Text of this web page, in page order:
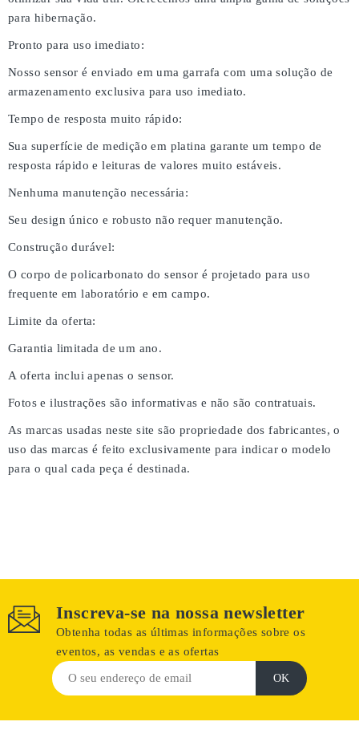
para hibernação.
Pronto para uso imediato:
Nosso sensor é enviado em uma garrafa com uma solução de
armazenamento exclusiva para uso imediato.
Tempo de resposta muito rápido:
Sua superfície de medição em platina garante um tempo de
resposta rápido e leituras de valores muito estáveis.
Nenhuma manutenção necessária:
Seu design único e robusto não requer manutenção.
Construção durável:
O corpo de policarbonato do sensor é projetado para uso
frequente em laboratório e em campo.
Limite da oferta:
Garantia limitada de um ano.
A oferta inclui apenas o sensor.
Fotos e ilustrações são informativas e não são contratuais.
As marcas usadas neste site são propriedade dos fabricantes, o
uso das marcas é feito exclusivamente para indicar o modelo
para o qual cada peça é destinada.
Inscreva-se na nossa newsletter
Obtenha todas as últimas informações sobre os
eventos, as vendas e as ofertas